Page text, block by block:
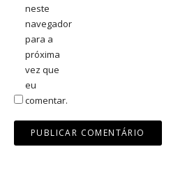
neste
navegador
para a
próxima
vez que
eu
comentar.